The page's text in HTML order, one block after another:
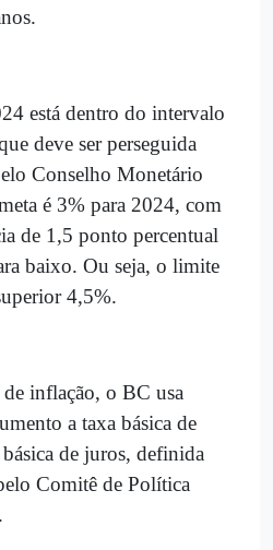
está dentro do intervalo
deve ser perseguida
Conselho Monetário
é 3% para 2024, com
de 1,5 ponto percentual
baixo. Ou seja, o limite
4,5%.
de inflação, o BC usa
a taxa básica de
de juros, definida
Comitê de Política